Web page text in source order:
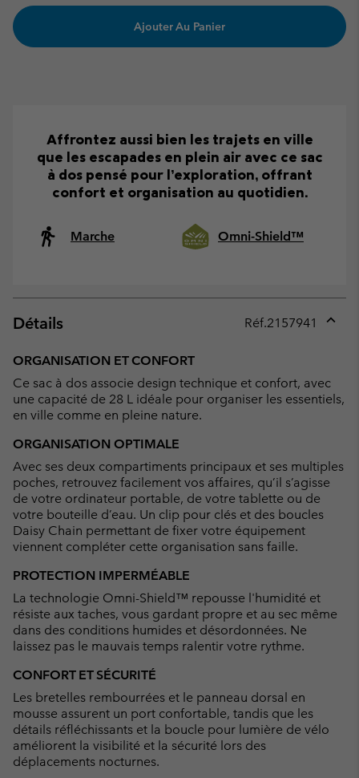
Ajouter Au Panier
Affrontez aussi bien les trajets en ville
que les escapades en plein air avec ce sac
à dos pensé pour l’exploration, offrant
confort et organisation au quotidien.
Marche Omni-Shield™
Détails Réf.2157941
ORGANISATION ET CONFORT
Ce sac à dos associe design technique et confort, avec
une capacité de 28 L idéale pour organiser les essentiels,
en ville comme en pleine nature.
ORGANISATION OPTIMALE
Avec ses deux compartiments principaux et ses multiples
poches, retrouvez facilement vos affaires, qu’il s’agisse
de votre ordinateur portable, de votre tablette ou de
votre bouteille d’eau. Un clip pour clés et des boucles
Daisy Chain permettant de fixer votre équipement
viennent compléter cette organisation sans faille.
PROTECTION IMPERMÉABLE
La technologie Omni-Shield™ repousse l'humidité et
résiste aux taches, vous gardant propre et au sec même
dans des conditions humides et désordonnées. Ne
laissez pas le mauvais temps ralentir votre rythme.
CONFORT ET SÉCURITÉ
Les bretelles rembourrées et le panneau dorsal en
mousse assurent un port confortable, tandis que les
détails réfléchissants et la boucle pour lumière de vélo
améliorent la visibilité et la sécurité lors des
déplacements nocturnes.